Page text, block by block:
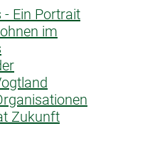
Ein Portrait
im
Zukunft